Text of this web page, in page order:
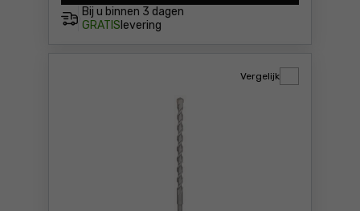
Bij u binnen 3 dagen
GRATIS levering
Vergelijk